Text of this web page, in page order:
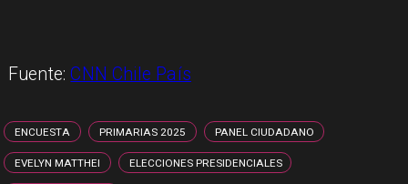
Fuente:CNN Chile País
ENCUESTA PRIMARIAS 2025 PANEL CIUDADANO
EVELYN MATTHEI ELECCIONES PRESIDENCIALES